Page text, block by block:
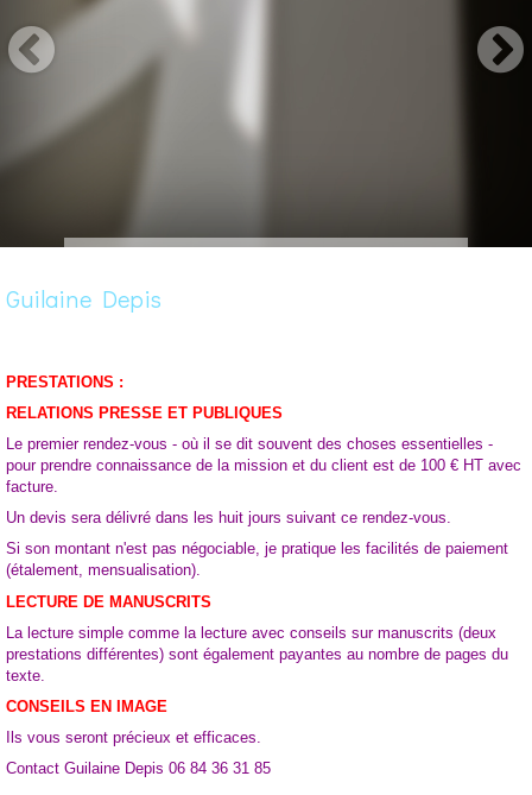
Guilaine Depis
PRESTATIONS :
RELATIONS PRESSE ET PUBLIQUES
Le premier rendez-vous - où il se dit souvent des choses essentielles -
pour prendre connaissance de la mission et du client est de 100 € HT avec
facture.
Un devis sera délivré dans les huit jours suivant ce rendez-vous.
Si son montant n'est pas négociable, je pratique les facilités de paiement
(étalement, mensualisation).
LECTURE DE MANUSCRITS
La lecture simple comme la lecture avec conseils sur manuscrits (deux
prestations différentes) sont également payantes au nombre de pages du
texte.
CONSEILS EN IMAGE
Ils vous seront précieux et efficaces.
Contact Guilaine Depis 06 84 36 31 85